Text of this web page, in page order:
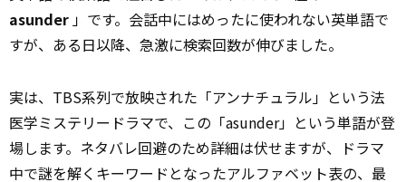
asunder 」です。会話中にはめったに使われない英単語で
すが、ある日以降、急激に検索回数が伸びました。
実は、TBS系列で放映された「アンナチュラル」という法
医学ミステリードラマで、この「asunder」という単語が登
場します。ネタバレ回避のため詳細は伏せますが、ドラマ
中で謎を解くキーワードとなったアルファベット表の、最